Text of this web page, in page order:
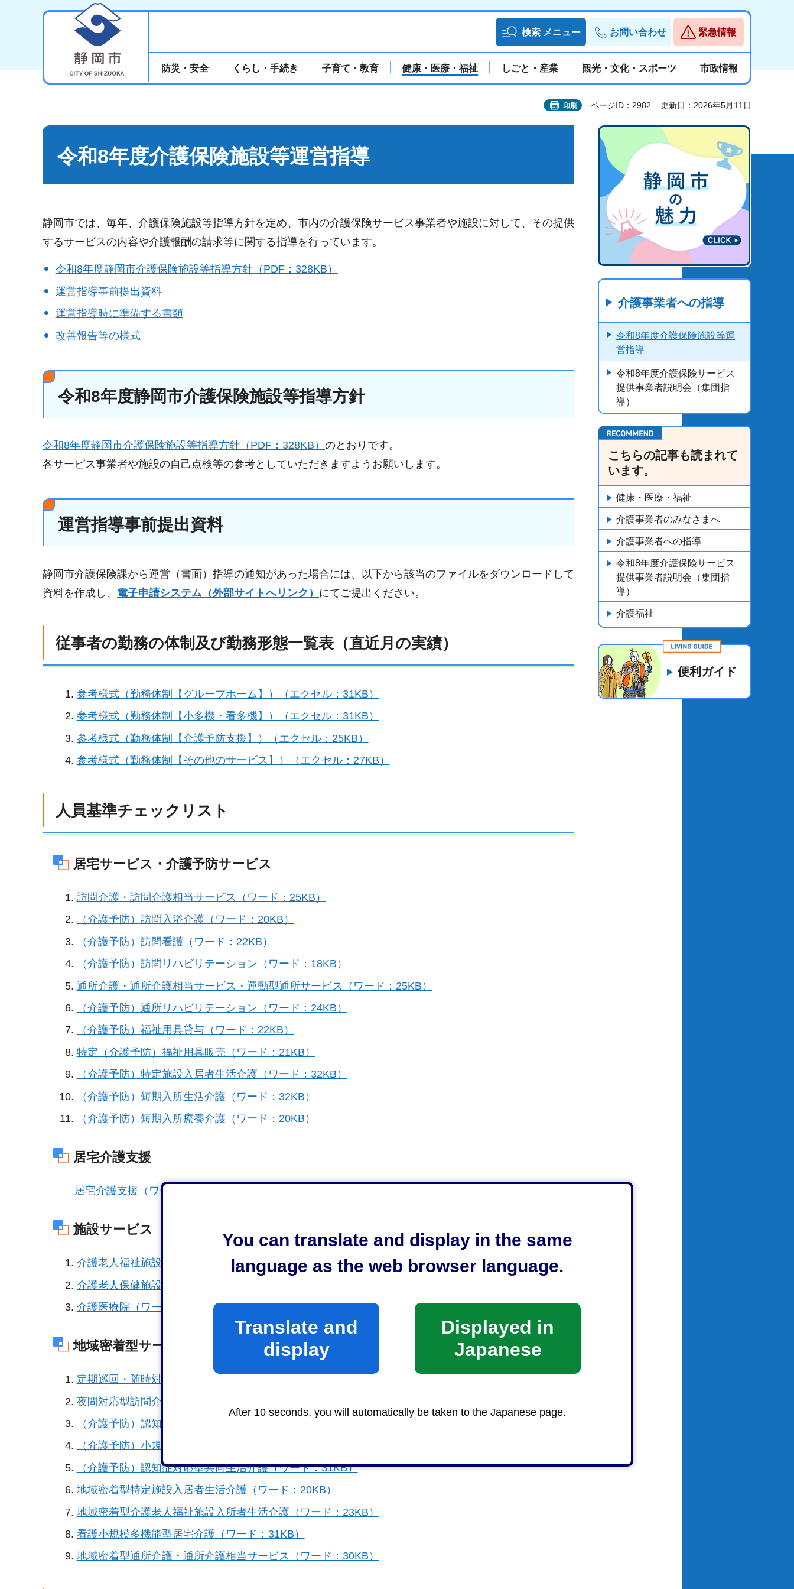
You can translate and display in the same
language as the web browser language.
Translate and
display
Displayed in
Japanese
After 10 seconds, you will automatically be taken to the Japanese page.
検索 メニュー お問い合わせ 緊急情報
防災・安全 くらし・手続き 子育て・教育 健康・医療・福祉 しごと・産業 観光・文化・スポーツ 市政情報
印刷 ページID：2982 更新日：2026年5月11日
令和8年度介護保険施設等運営指導
静岡市では、毎年、介護保険施設等指導方針を定め、市内の介護保険サービス事業者や施設に対して、その提供
するサービスの内容や介護報酬の請求等に関する指導を行っています。
令和8年度静岡市介護保険施設等指導方針（PDF：328KB）
運営指導事前提出資料
運営指導時に準備する書類
改善報告等の様式
令和8年度静岡市介護保険施設等指導方針
令和8年度静岡市介護保険施設等指導方針（PDF：328KB） のとおりです。
各サービス事業者や施設の自己点検等の参考としていただきますようお願いします。
運営指導事前提出資料
静岡市介護保険課から運営（書面）指導の通知があった場合には、以下から該当のファイルをダウンロードして
資料を作成し、 電子申請システム（外部サイトへリンク） にてご提出ください。
従事者の勤務の体制及び勤務形態一覧表（直近月の実績）
参考様式（勤務体制【グループホーム】）（エクセル：31KB）
参考様式（勤務体制【小多機・看多機】）（エクセル：31KB）
参考様式（勤務体制【介護予防支援】）（エクセル：25KB）
参考様式（勤務体制【その他のサービス】）（エクセル：27KB）
人員基準チェックリスト
居宅サービス・介護予防サービス
訪問介護・訪問介護相当サービス（ワード：25KB）
（介護予防）訪問入浴介護（ワード：20KB）
（介護予防）訪問看護（ワード：22KB）
（介護予防）訪問リハビリテーション（ワード：18KB）
通所介護・通所介護相当サービス・運動型通所サービス（ワード：25KB）
（介護予防）通所リハビリテーション（ワード：24KB）
（介護予防）福祉用具貸与（ワード：22KB）
特定（介護予防）福祉用具販売（ワード：21KB）
（介護予防）特定施設入居者生活介護（ワード：32KB）
（介護予防）短期入所生活介護（ワード：32KB）
（介護予防）短期入所療養介護（ワード：20KB）
居宅介護支援
居宅介護支援（ワード：20KB）
施設サービス
介護老人福祉施設（ワード：24KB）
介護老人保健施設（ワード：33KB）
介護医療院（ワード：36KB）
地域密着型サービス・介護予防地域密着型サービス
定期巡回・随時対応型訪問介護看護（ワード：23KB）
夜間対応型訪問介護（ワード：20KB）
（介護予防）認知症対応型通所介護（ワード：21KB）
（介護予防）小規模多機能型居宅介護（ワード：32KB）
（介護予防）認知症対応型共同生活介護（ワード：31KB）
地域密着型特定施設入居者生活介護（ワード：20KB）
地域密着型介護老人福祉施設入所者生活介護（ワード：23KB）
看護小規模多機能型居宅介護（ワード：31KB）
地域密着型通所介護・通所介護相当サービス（ワード：30KB）
介護事業者への指導
令和8年度介護保険施設等運
営指導
令和8年度介護保険サービス
提供事業者説明会（集団指
導）
こちらの記事も読まれて
います。
健康・医療・福祉
介護事業者のみなさまへ
介護事業者への指導
令和8年度介護保険サービス
提供事業者説明会（集団指
導）
介護福祉
便利ガイド